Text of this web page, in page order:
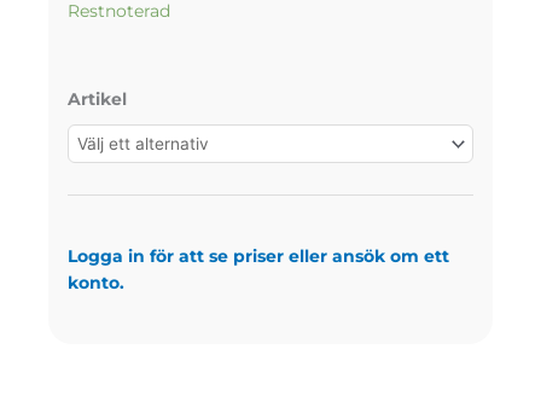
Restnoterad
Artikel
Logga in för att se priser eller ansök om ett
konto.